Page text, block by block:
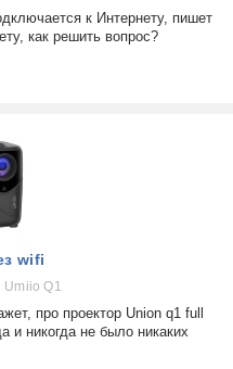
к Интернету, пишет
как решить вопрос?
wifi
Umiio Q1
про проектор Union q1 full
и никогда не было никаких